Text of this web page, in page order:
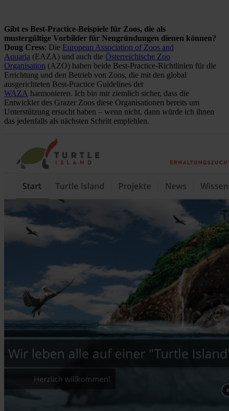
Gibt es Best-Practice-Beispiele für Zoos, die als
mustergültige Vorbilder für Neugründungen dienen können?
Doug Cress: Die European Association of Zoos and
Aquaria (EAZA) und auch die Österreichische Zoo
Organisation (AZO) haben beide Best-Practice-Richtlinien für die
Errichtung und den Betrieb von Zoos, die mit den global
ausgerichteten Best-Practice Guidelines der
WAZA harmonieren. Ich bin mir ziemlich sicher, dass die
Entwickler des Grazer Zoos diese Organisationen bereits um
Unterstützung ersucht haben – wenn nicht, dann würde ich ihnen
das jedenfalls als nächsten Schritt empfehlen.